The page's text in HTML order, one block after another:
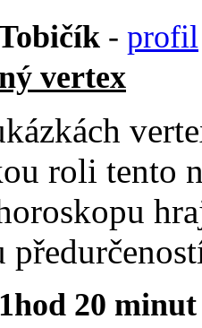
- profil
vertex
roli tento
1hod 20